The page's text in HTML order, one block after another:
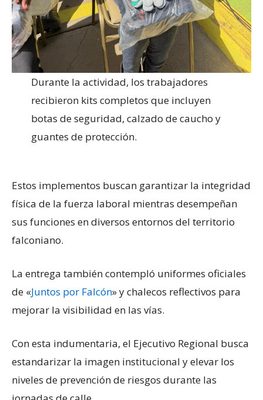
Durante la actividad, los trabajadores
recibieron kits completos que incluyen
botas de seguridad, calzado de caucho y
guantes de protección.
Estos implementos buscan garantizar la integridad
física de la fuerza laboral mientras desempeñan
sus funciones en diversos entornos del territorio
falconiano.
La entrega también contempló uniformes oficiales
de «Juntos por Falcón» y chalecos reflectivos para
mejorar la visibilidad en las vías.
Con esta indumentaria, el Ejecutivo Regional busca
estandarizar la imagen institucional y elevar los
niveles de prevención de riesgos durante las